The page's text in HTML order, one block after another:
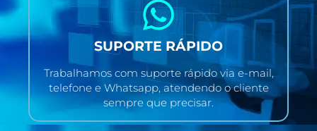
SUPORTE RÁPIDO
Trabalhamos com suporte rápido via e-mail,
telefone e Whatsapp, atendendo o cliente
sempre que precisar.